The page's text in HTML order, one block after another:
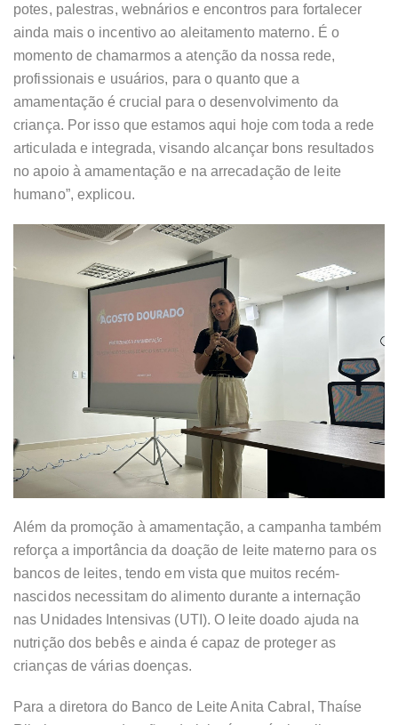
potes, palestras, webnários e encontros para fortalecer
ainda mais o incentivo ao aleitamento materno. É o
momento de chamarmos a atenção da nossa rede,
profissionais e usuários, para o quanto que a
amamentação é crucial para o desenvolvimento da
criança. Por isso que estamos aqui hoje com toda a rede
articulada e integrada, visando alcançar bons resultados
no apoio à amamentação e na arrecadação de leite
humano”, explicou.
Além da promoção à amamentação, a campanha também
reforça a importância da doação de leite materno para os
bancos de leites, tendo em vista que muitos recém-
nascidos necessitam do alimento durante a internação
nas Unidades Intensivas (UTI). O leite doado ajuda na
nutrição dos bebês e ainda é capaz de proteger as
crianças de várias doenças.
Para a diretora do Banco de Leite Anita Cabral, Thaíse